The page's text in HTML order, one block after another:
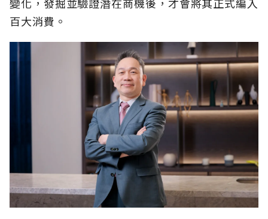
百大消費。